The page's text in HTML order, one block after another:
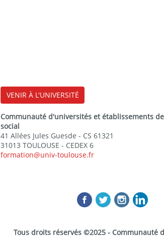
VENIR À L'UNIVERSITÉ
Communauté d'universités et établissements
social
41 Allées Jules Guesde - CS 61321
31013 TOULOUSE - CEDEX 6
formation@univ-toulouse.fr
Tous droits réservés ©2025 - Communauté